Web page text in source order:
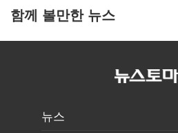
함께 볼만한 뉴스
뉴스